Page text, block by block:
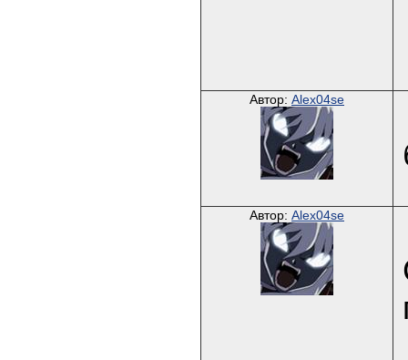
Автор: Alex04se
Автор: Alex04se